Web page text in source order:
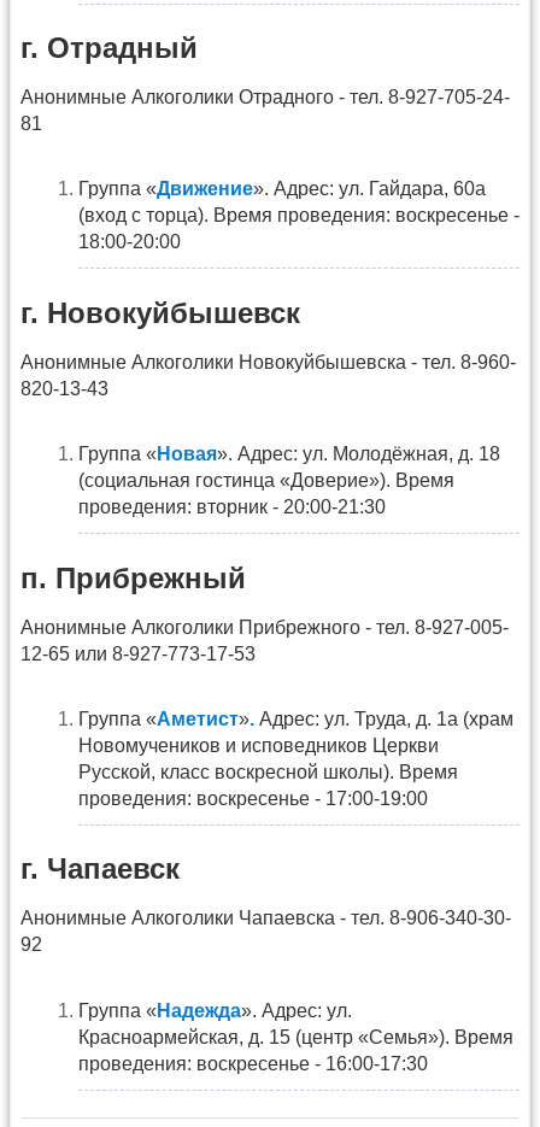
г. Отрадный
Анонимные Алкоголики Отрадного - тел. 8-927-705-24-
81
Группа «Движение». Адрес: ул. Гайдара, 60а
(вход с торца). Время проведения: воскресенье -
18:00-20:00
г. Новокуйбышевск
Анонимные Алкоголики Новокуйбышевска - тел. 8-960-
820-13-43
Группа « Новая». Адрес: ул. Молодёжная, д. 18
(социальная гостинца «Доверие»). Время
проведения: вторник - 20:00-21:30
п. Прибрежный
Анонимные Алкоголики Прибрежного - тел. 8-927-005-
12-65 или 8-927-773-17-53
Группа «Аметист». Адрес: ул. Труда, д. 1а (храм
Новомучеников и исповедников Церкви
Русской, класс воскресной школы). Время
проведения: воскресенье - 17:00-19:00
г. Чапаевск
Анонимные Алкоголики Чапаевска - тел. 8-906-340-30-
92
Группа « Надежда». Адрес: ул.
Красноармейская, д. 15 (центр «Семья»). Время
проведения: воскресенье - 16:00-17:30